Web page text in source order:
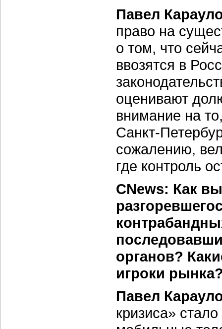
Павел
право на
о том, что
ввозятся в
оценивают
внимание на
Санкт-
сожалению,
где контроль
CNews: Как
органов?
игроки
Павел
кризиса»